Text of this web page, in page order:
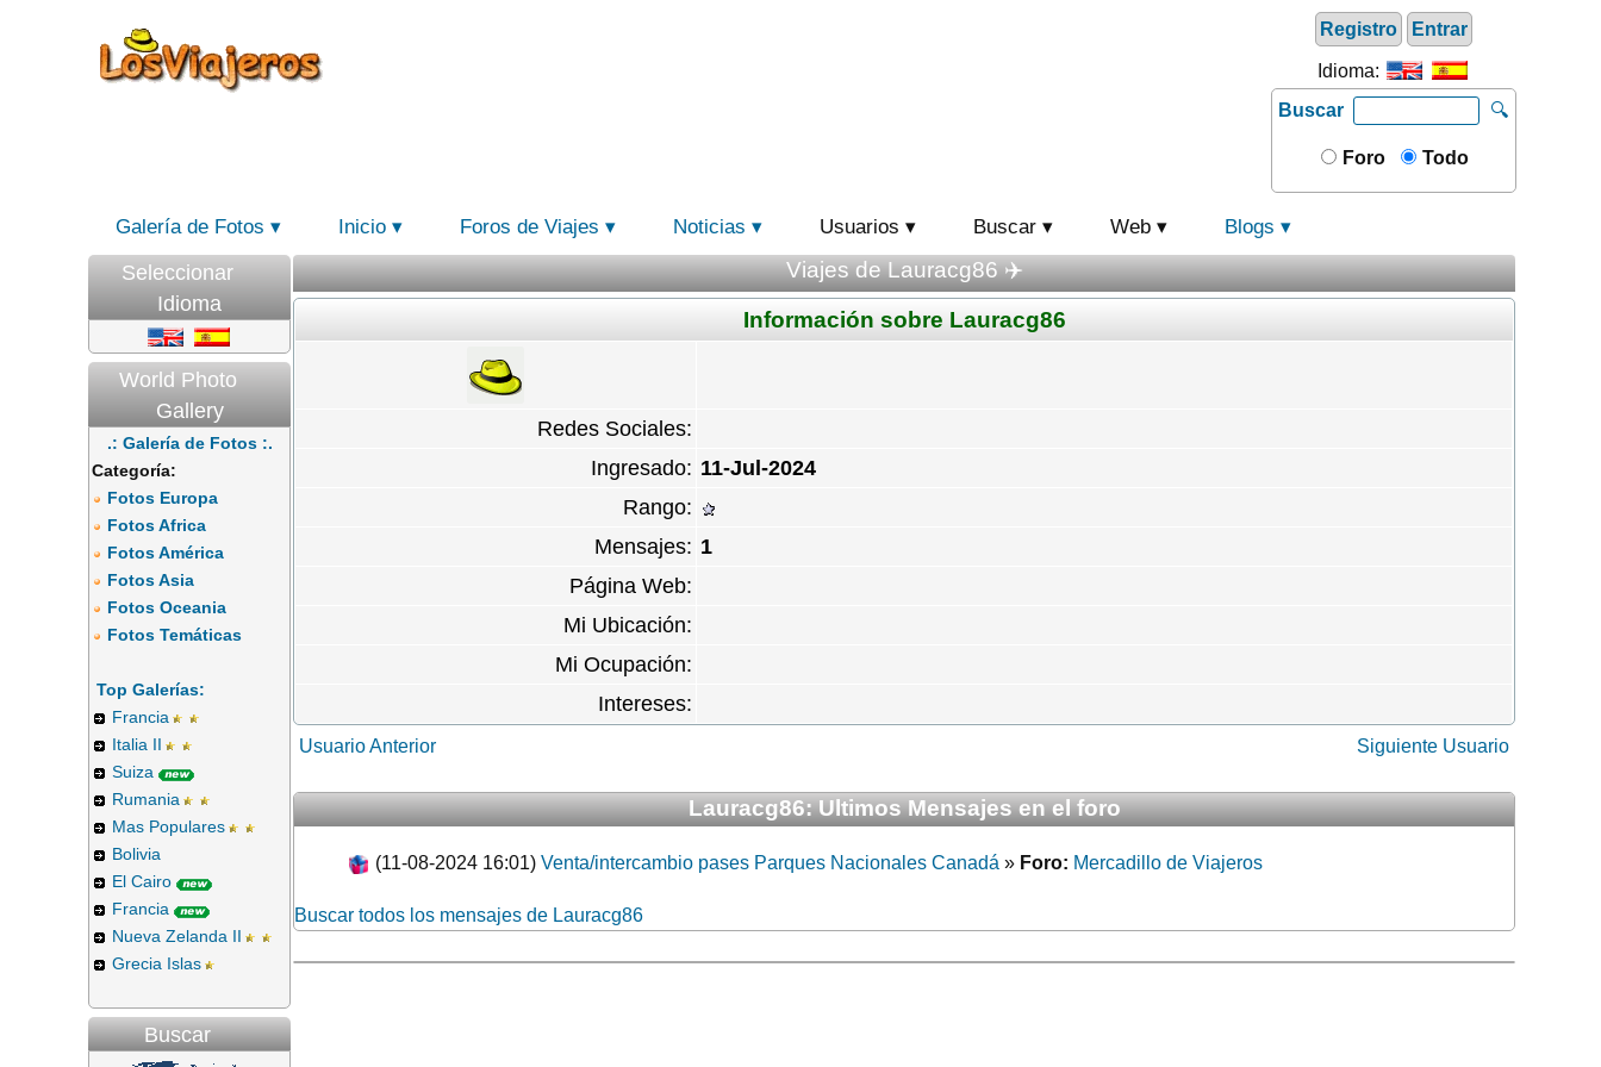
Registro Entrar
Idioma:
Buscar
🔍
Foro Todo
Galería de Fotos Inicio Foros de Viajes Noticias Usuarios Buscar Web Blogs
Seleccionar
Idioma
World Photo
Gallery
.: Galería de Fotos :.
Categoría:
Fotos Europa
Fotos Africa
Fotos América
Fotos Asia
Fotos Oceania
Fotos Temáticas
Top Galerías:
Francia
Italia II
Suiza
Rumania
Mas Populares
Bolivia
El Cairo
Francia
Nueva Zelanda II
Grecia Islas
Buscar
Viajes de Lauracg86 ✈️
Información sobre Lauracg86
Redes Sociales:
Ingresado: 11-Jul-2024
Rango:
Mensajes: 1
Página Web:
Mi Ubicación:
Mi Ocupación:
Intereses:
Usuario Anterior Siguiente Usuario
Lauracg86: Ultimos Mensajes en el foro
(11-08-2024 16:01) Venta/intercambio pases Parques Nacionales Canadá » Foro: Mercadillo de Viajeros
Buscar todos los mensajes de Lauracg86